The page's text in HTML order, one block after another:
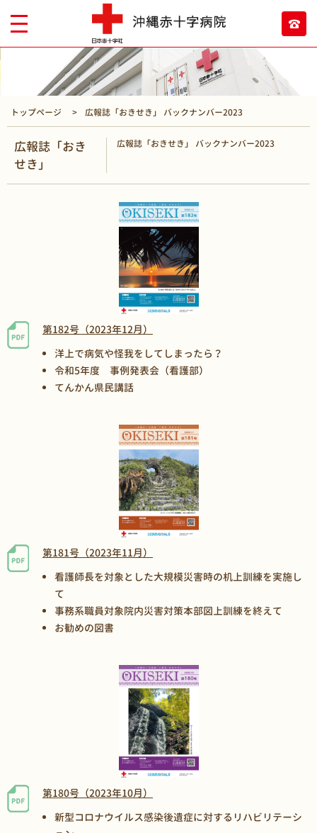
トップページ 広報誌「おきせき」 バックナンバー2023
広報誌「おき
せき」
広報誌「おきせき」 バックナンバー2023
第182号（2023年12月）
洋上で病気や怪我をしてしまったら？
令和5年度 事例発表会（看護部）
てんかん県民講話
第181号（2023年11月）
看護師長を対象とした大規模災害時の机上訓練を実施し
て
事務系職員対象院内災害対策本部図上訓練を終えて
お勧めの図書
第180号（2023年10月）
新型コロナウイルス感染後遺症に対するリハビリテーシ